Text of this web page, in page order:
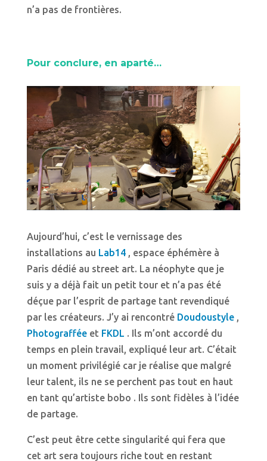
n’a pas de frontières.
Pour conclure, en aparté…
Aujourd’hui, c’est le vernissage des
installations au Lab14, espace éphémère à
Paris dédié au street art. La néophyte que je
suis y a déjà fait un petit tour et n’a pas été
déçue par l’esprit de partage tant revendiqué
par les créateurs. J’y ai rencontré Doudoustyle,
Photografféeet FKDL . Ils m’ont accordé du
temps en plein travail, expliqué leur art. C’était
un moment privilégié car je réalise que malgré
leur talent, ils ne se perchent pas tout en haut
en tant qu’artiste bobo . Ils sont fidèles à l’idée
de partage.
C’est peut être cette singularité qui fera que
cet art sera toujours riche tout en restant